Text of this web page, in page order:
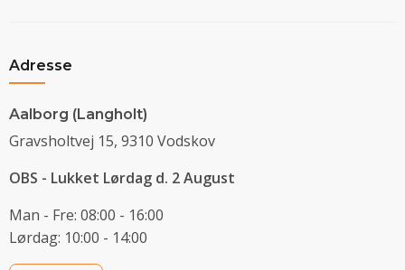
Adresse
Aalborg (Langholt)
Gravsholtvej 15, 9310 Vodskov
OBS - Lukket Lørdag d. 2 August
Man - Fre: 08:00 - 16:00
Lørdag: 10:00 - 14:00